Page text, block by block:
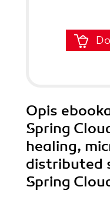
Opis
Spring
healing,
distributed
Spring